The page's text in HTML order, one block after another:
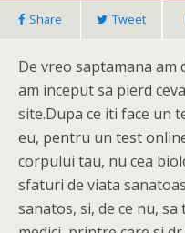
Share Tweet
De vreo saptamana am
am inceput sa pierd
site.Dupa ce iti face un
eu, pentru un test
corpului tau, nu cea
sfaturi de viata
sanatos, si, de ce nu,